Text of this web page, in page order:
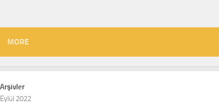
MORE
Arşivler
Eylül 2022